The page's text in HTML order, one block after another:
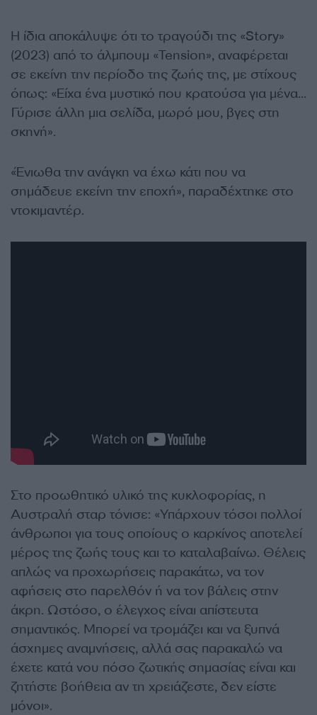
Η ίδια αποκάλυψε ότι το τραγούδι της «Story»
(2023) από το άλμπουμ «Tension», αναφέρεται
σε εκείνη την περίοδο της ζωής της, με στίχους
όπως: «Είχα ένα μυστικό που κρατούσα για μένα…
Γύρισε άλλη μια σελίδα, μωρό μου, βγες στη
σκηνή».
«Ένιωθα την ανάγκη να έχω κάτι που να
σημάδευε εκείνη την εποχή», παραδέχτηκε στο
ντοκιμαντέρ.
Στο προωθητικό υλικό της κυκλοφορίας, η
Αυστραλή σταρ τόνισε: «Υπάρχουν τόσοι πολλοί
άνθρωποι για τους οποίους ο καρκίνος αποτελεί
μέρος της ζωής τους και το καταλαβαίνω. Θέλεις
απλώς να προχωρήσεις παρακάτω, να τον
αφήσεις στο παρελθόν ή να τον βάλεις στην
άκρη. Ωστόσο, ο έλεγχος είναι απίστευτα
σημαντικός. Μπορεί να τρομάζει και να ξυπνά
άσχημες αναμνήσεις, αλλά σας παρακαλώ να
έχετε κατά νου πόσο ζωτικής σημασίας είναι και
ζητήστε βοήθεια αν τη χρειάζεστε, δεν είστε
μόνοι».